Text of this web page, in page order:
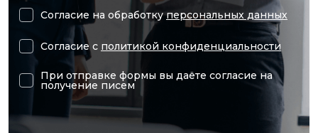
Согласие на обработкуперсональных данных
Согласие с политикой конфиденциальности
При отправке формы вы даёте согласие на
получение писем